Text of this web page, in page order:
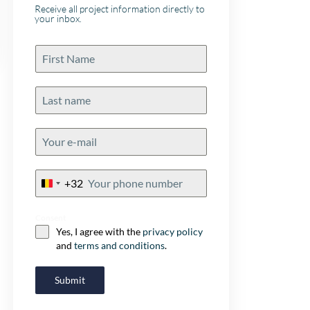
Receive all project information directly to
your inbox.
Belgium
+32
Yes, I agree with the privacy policy
and terms and conditions.
Submit